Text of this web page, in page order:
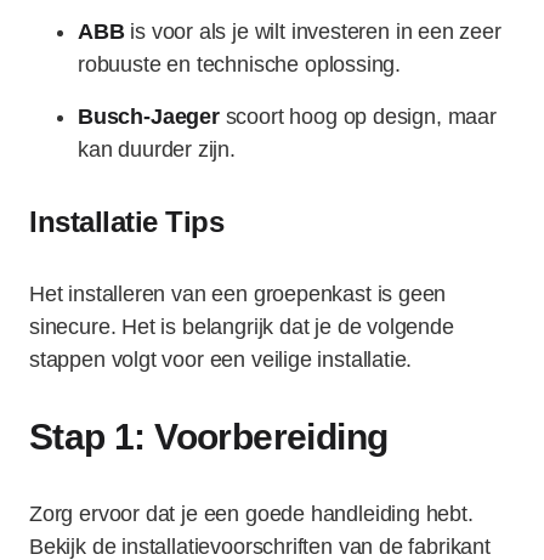
ABBis voor als je wilt investeren in een zeer
robuuste en technische oplossing.
Busch-Jaegerscoort hoog op design, maar
kan duurder zijn.
Installatie Tips
Het installeren van een groepenkast is geen
sinecure. Het is belangrijk dat je de volgende
stappen volgt voor een veilige installatie.
Stap 1: Voorbereiding
Zorg ervoor dat je een goede handleiding hebt.
Bekijk de installatievoorschriften van de fabrikant